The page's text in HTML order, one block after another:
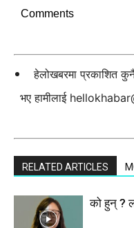
Comments
हेलोखबरमा प्रकाशित
भए हामीलाई
RELATED ARTICLES
को हुन् ?